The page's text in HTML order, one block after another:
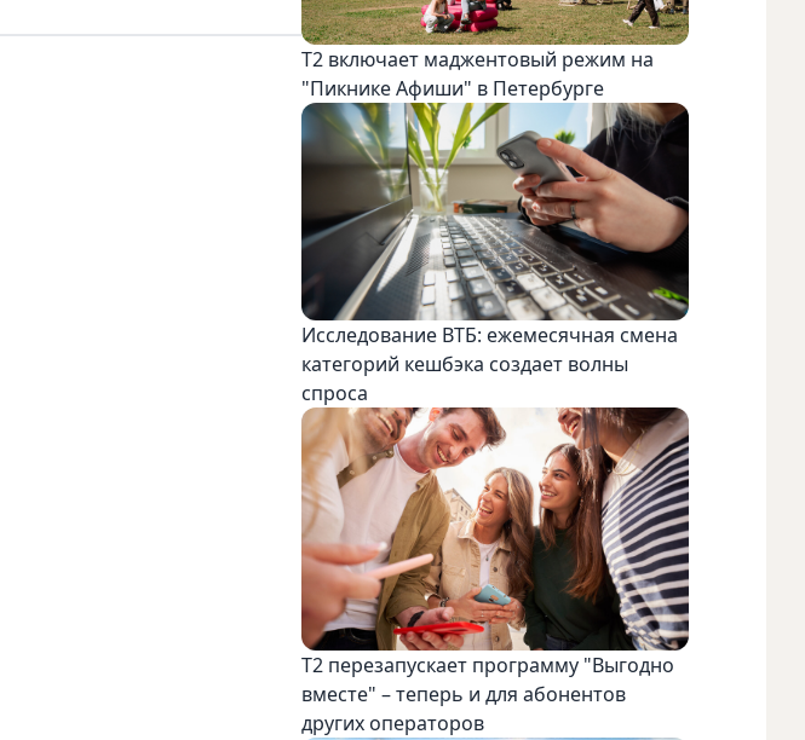
Т2 включает маджентовый режим на
"Пикнике Афиши" в Петербурге
Исследование ВТБ: ежемесячная смена
категорий кешбэка создает волны
спроса
Т2 перезапускает программу "Выгодно
вместе" – теперь и для абонентов
других операторов